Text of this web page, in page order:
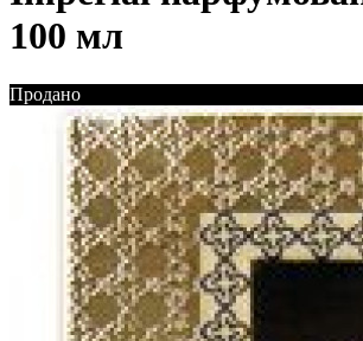
100 мл
Продано